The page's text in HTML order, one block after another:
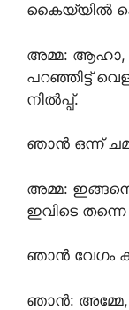
കൈയ്യിൽ
അമ്മ: ആഹാ,
പറഞ്ഞിട്ട്
നിൽപ്പ്.
ഞാൻ ഒന്ന്
അമ്മ: ഇങ്ങനെ
ഇവിടെ തന്നെ
ഞാൻ വേഗം
ഞാൻ: